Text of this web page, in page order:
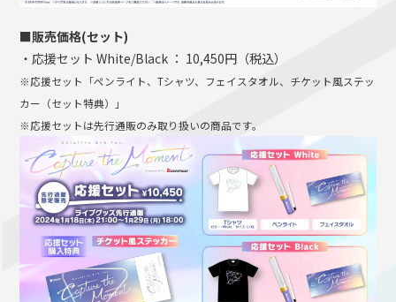
■販売価格(セット)
・応援セット White/Black ： 10,450円（税込）
※応援セット「ペンライト、Tシャツ、フェイスタオル、チケット風ステッ
カー（セット特典）」
※応援セットは先行通販のみ取り扱いの商品です。